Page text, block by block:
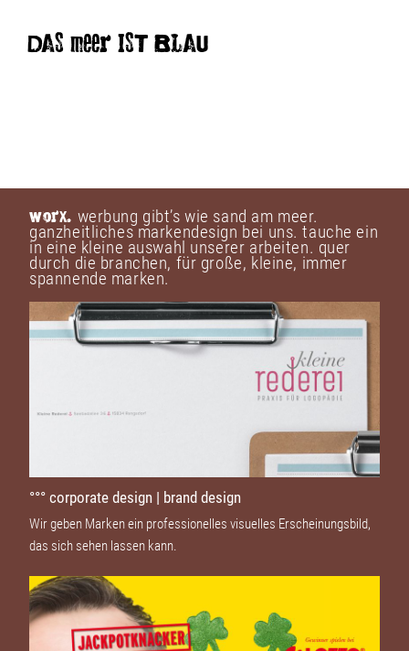
DAS meer IST BLAU
WorX. werbung gibt’s wie sand am meer.
ganzheitliches markendesign bei uns. tauche ein
in eine kleine auswahl unserer arbeiten. quer
durch die branchen, für große, kleine, immer
spannende marken.
°°° corporate design | brand design
Wir geben Marken ein professionelles visuelles Erscheinungsbild,
das sich sehen lassen kann.